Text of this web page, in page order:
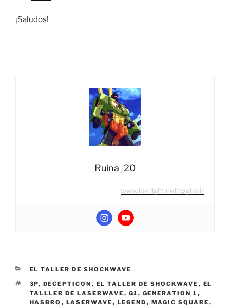
¡Saludos!
Ruina_20
www.lostlight.net/@gtosi/
CATEGORIES
EL TALLER DE SHOCKWAVE
TAGS
3P, DECEPTICON , EL TALLER DE SHOCKWAVE , EL
TALLLER DE LASERWAVE , G1 , GENERATION 1 ,
HASBRO , LASERWAVE , LEGEND , MAGIC SQUARE ,